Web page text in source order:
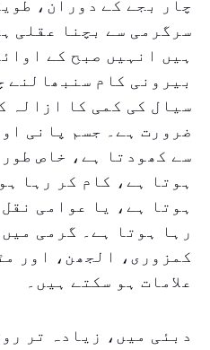
چار بجے کے دوران،
سرگرمی سے بچنا عقلی
ہیں انہیں صبح کے
بیرونی کام سنبھالنے
سیال کی کمی کا ازالہ
ضرورت ہے۔ جسم پانی
سے کھودتا ہے، خاص
ہوتا ہے، کام کر رہا
ہوتا ہے، یا عوامی
رہا ہوتا ہے۔ گرمی
کمزوری، الجھن، اور
علامات ہو سکتے ہیں۔
دبئی میں، زیادہ تر